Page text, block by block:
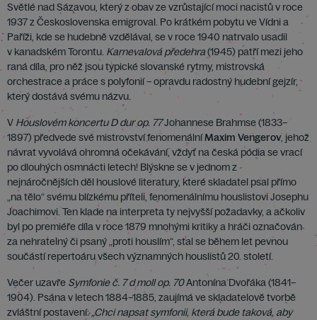
Světlé nad Sázavou, který z obav ze vzrůstající moci nacistů v roce
1937 z Československa emigroval. Po krátkém pobytu ve Vídni a
Paříži, kde se hudebně vzdělával, se v roce 1940 natrvalo usadil
v kanadském Torontu. Karnevalová předehra(1945) patří mezi jeho
raná díla, pro něž jsou typické slovanské rytmy, mistrovská
orchestrace a práce s polyfonií – opravdu radostný hudební gejzír,
který dostává svému názvu.
V Houslovém koncertu D dur op. 77Johannese Brahmse (1833–
1897) předvede své mistrovství fenomenálníMaxim Vengerov, jehož
návrat vyvolává ohromná očekávání, vždyť na česká pódia se vrací
po dlouhých osmnácti letech! Blýskne se v jednom z
nejnáročnějších děl houslové literatury, které skladatel psal přímo
„na tělo“ svému blízkému příteli, fenomenálnímu houslistovi Josephu
Joachimovi. Ten klade na interpreta ty nejvyšší požadavky, a ačkoliv
byl po premiéře díla v roce 1879 mnohými kritiky a hráči označován
za nehratelný či psaný „proti houslím“, stal se během let pevnou
součástí repertoáru všech významných houslistů 20. století.
Večer uzavře Symfonie č. 7 d moll op. 70Antonína Dvořáka (1841–
1904). Psána v letech 1884–1885, zaujímá ve skladatelově tvorbě
zvláštní postavení:„Chci napsat symfonii, která bude taková, aby